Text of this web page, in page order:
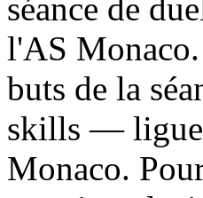
séance de
l'AS
buts de la
skills — ligue
Monaco.